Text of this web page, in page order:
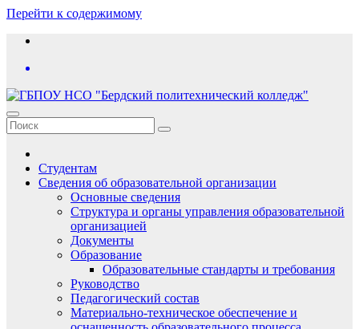
Перейти к содержимому
Студентам
Сведения об образовательной организации
Основные сведения
Структура и органы управления образовательной
организацией
Документы
Образование
Образовательные стандарты и требования
Руководство
Педагогический состав
Материально-техническое обеспечение и